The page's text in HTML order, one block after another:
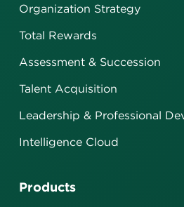
Organization Strategy
Total Rewards
Assessment & Succession
Talent Acquisition
Leadership & Professional
Intelligence Cloud
Products